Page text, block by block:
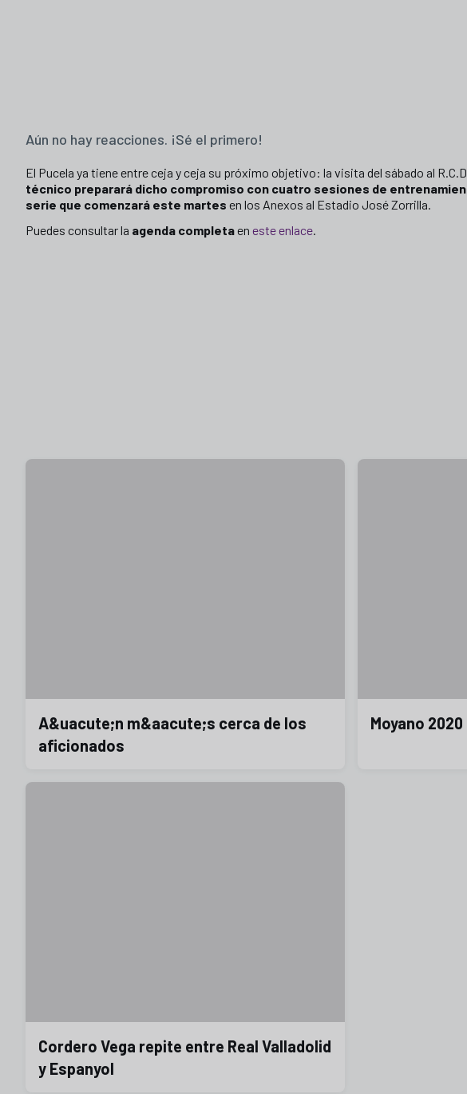
Aún no hay reacciones. ¡Sé el primero!
El Pucela ya tiene entre ceja y ceja su próximo objetivo: la visita del sábado al
técnico preparará dicho compromiso con cuatro sesiones de
serie que comenzará este martes en los Anexos al Estadio José Zorrilla.
Puedes consultar la agenda completaen este enlace.
A&uacute;n m&aacute;s cerca de los
aficionados
Moyano 2020
Cordero Vega repite entre Real Valladolid
y Espanyol